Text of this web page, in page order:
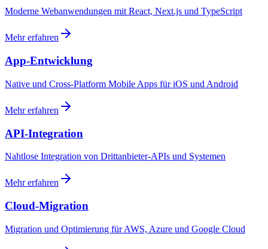
Moderne Webanwendungen mit React, Next.js und TypeScript
Mehr erfahren
App-Entwicklung
Native und Cross-Platform Mobile Apps für iOS und Android
Mehr erfahren
API-Integration
Nahtlose Integration von Drittanbieter-APIs und Systemen
Mehr erfahren
Cloud-Migration
Migration und Optimierung für AWS, Azure und Google Cloud